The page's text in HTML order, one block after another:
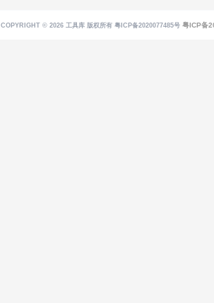
COPYRIGHT © 2026 工具库 版权所有 粤ICP备2020077485号 粤ICP备